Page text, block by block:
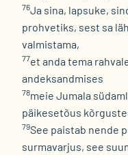
76Ja sina, lapsuke,
prohvetiks, sest sa
valmistama,
77et anda tema
andeksandmises
78meie Jumala
päikesetõus
79See paistab nende
surmavarjus, see